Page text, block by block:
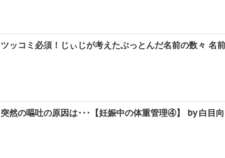
ツッコミ必須！じぃじが考えたぶっとんだ名前の数々
突然の嘔吐の原因は･･･【妊娠中の体重管理④】 by 白目